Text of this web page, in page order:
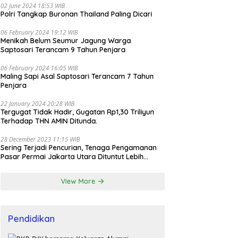
02 June 2024 18:53 WIB
Polri Tangkap Buronan Thailand Paling Dicari
06 February 2024 19:12 WIB
Menikah Belum Seumur Jagung Warga
Saptosari Terancam 9 Tahun Penjara
06 February 2024 16:05 WIB
Maling Sapi Asal Saptosari Terancam 7 Tahun
Penjara
22 January 2024 20:28 WIB
Tergugat Tidak Hadir, Gugatan Rp1,30 Triliyun
Terhadap THN AMIN Ditunda.
28 December 2023 11:15 WIB
Sering Terjadi Pencurian, Tenaga Pengamanan
Pasar Permai Jakarta Utara Dituntut Lebih
View More
Pendidikan